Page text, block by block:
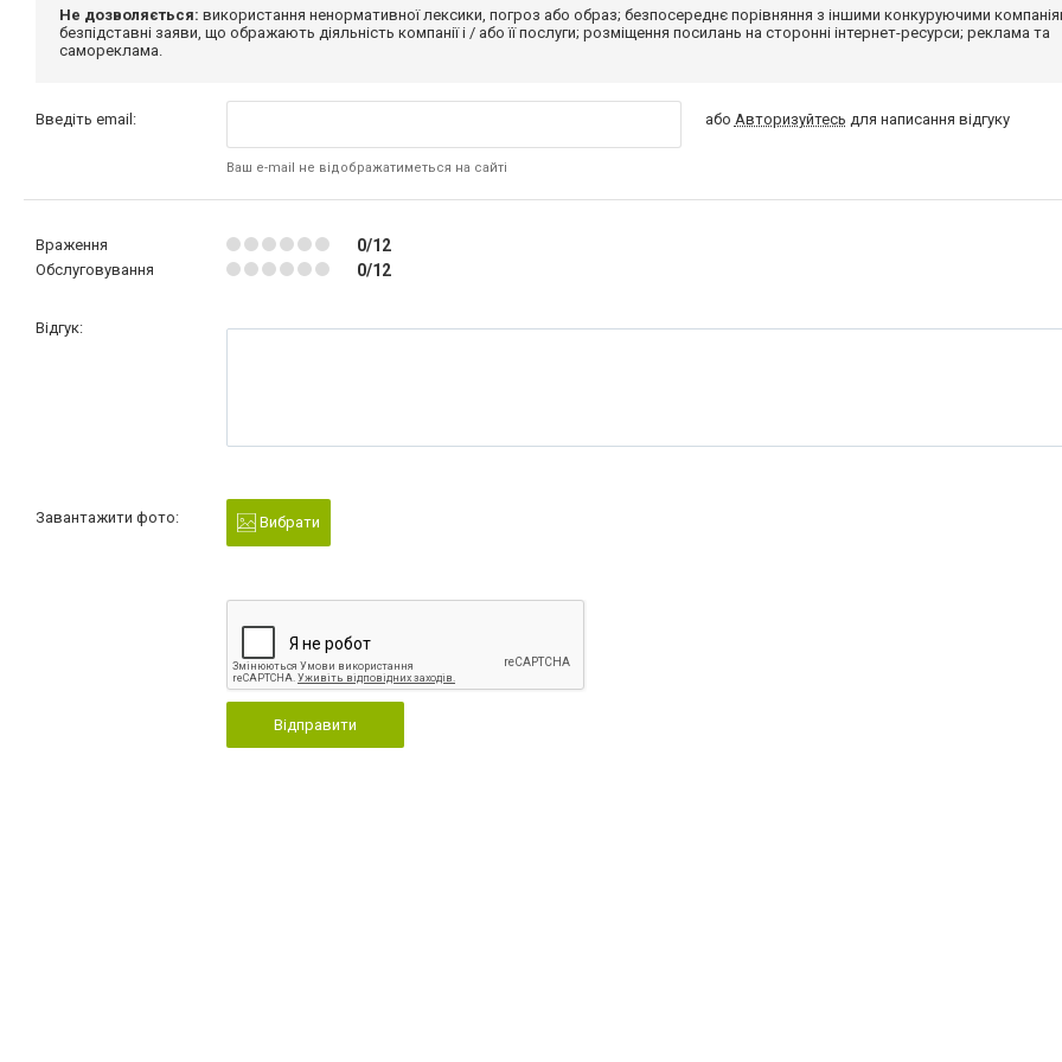
Не дозволяється: використання ненормативної лексики, погроз або образ; безпосереднє порівняння з іншими конкуруючими
безпідставні заяви, що ображають діяльність компанії і / або її послуги; розміщення посилань на сторонні інтернет-ресурси; реклама та
самореклама.
Введіть email:
Ваш e-mail не відображатиметься на сайті
або Авторизуйтесь для написання відгуку
Враження 0/12
Обслуговування 0/12
Відгук:
Завантажити фото: Вибрати
Відправити